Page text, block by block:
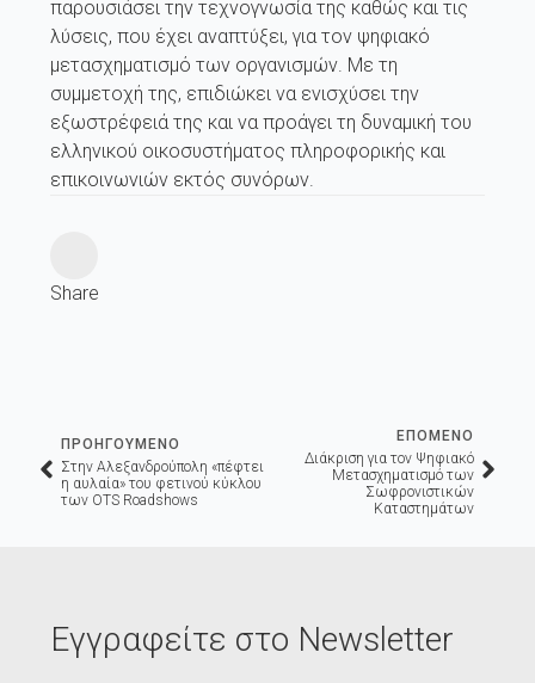
Share
παρουσιάσει την τεχνογνωσία της καθώς και τις
λύσεις, που έχει αναπτύξει, για τον ψηφιακό
μετασχηματισμό των οργανισμών. Με τη
συμμετοχή της, επιδιώκει να ενισχύσει την
εξωστρέφειά της και να προάγει τη δυναμική του
ελληνικού οικοσυστήματος πληροφορικής και
επικοινωνιών εκτός συνόρων.
ΠΡΟΗΓΟΥΜΕΝΟ
Στην Αλεξανδρούπολη «πέφτει
η αυλαία» του φετινού κύκλου
των OTS Roadshows
ΕΠΟΜΕΝΟ
Διάκριση για τον Ψηφιακό
Μετασχηματισμό των
Σωφρονιστικών
Καταστημάτων
Εγγραφείτε στο Newsletter